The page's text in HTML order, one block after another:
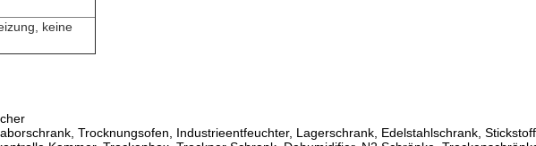
keine
Trocknungsofen, Industrieentfeuchter, Lagerschrank, Edelstahlschrank,